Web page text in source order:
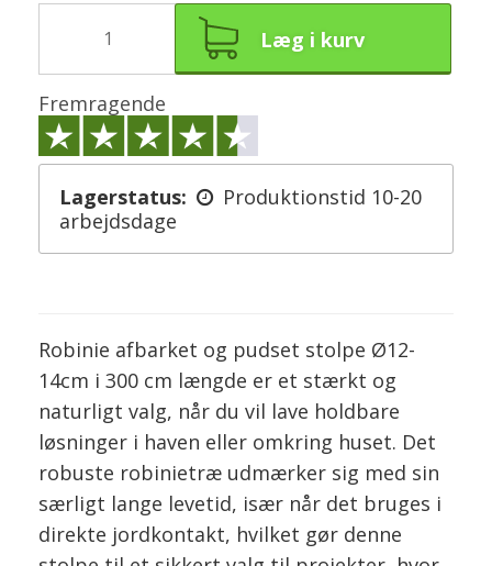
Læg i kurv
Fremragende
Lagerstatus:
Produktionstid 10-20
arbejdsdage
Robinie afbarket og pudset stolpe Ø12-
14cm i 300 cm længde er et stærkt og
naturligt valg, når du vil lave holdbare
løsninger i haven eller omkring huset. Det
robuste robinietræ udmærker sig med sin
særligt lange levetid, især når det bruges i
direkte jordkontakt, hvilket gør denne